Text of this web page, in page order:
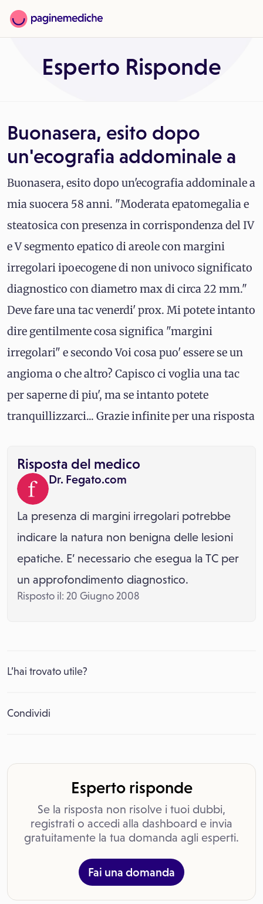
Esperto Risponde
Buonasera, esito dopo
un'ecografia addominale a
Buonasera, esito dopo un'ecografia addominale a
mia suocera 58 anni. "Moderata epatomegalia e
steatosica con presenza in corrispondenza del IV
e V segmento epatico di areole con margini
irregolari ipoecogene di non univoco significato
diagnostico con diametro max di circa 22 mm."
Deve fare una tac venerdi' prox. Mi potete intanto
dire gentilmente cosa significa "margini
irregolari" e secondo Voi cosa puo' essere se un
angioma o che altro? Capisco ci voglia una tac
per saperne di piu', ma se intanto potete
tranquillizzarci... Grazie infinite per una risposta
Risposta del medico
Dr. Fegato.com
La presenza di margini irregolari potrebbe
indicare la natura non benigna delle lesioni
epatiche. E’ necessario che esegua la TC per
un approfondimento diagnostico.
Risposto il: 20 Giugno 2008
L’hai trovato utile?
Condividi
Esperto risponde
Se la risposta non risolve i tuoi dubbi,
registrati o accedi alla dashboard e invia
gratuitamente la tua domanda agli esperti.
Fai una domanda